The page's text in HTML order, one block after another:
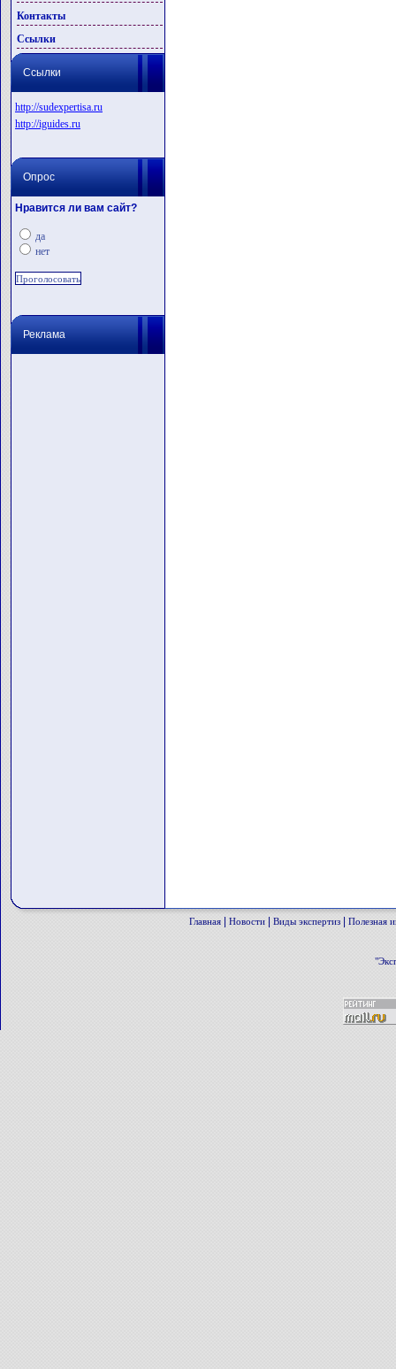
Контакты
Ссылки
Ссылки
http://sudexpertisa.ru
http://iguides.ru
Опрос
Нравится ли вам сайт?
да
нет
Реклама
Главная Новости Виды экспертиз Полезная